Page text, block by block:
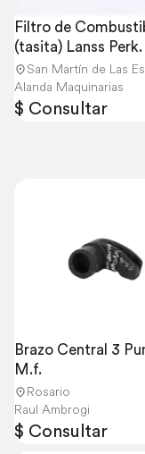
Filtro de
(tasita) Lanss Perk.
004060
San Martín de Las
Alanda Maquinarias
$ Consultar
Brazo Central 3
M.f.
Rosario
Raul Ambrogi
$ Consultar